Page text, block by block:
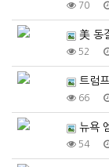
70
美 동
52
트럼
66
뉴욕
54